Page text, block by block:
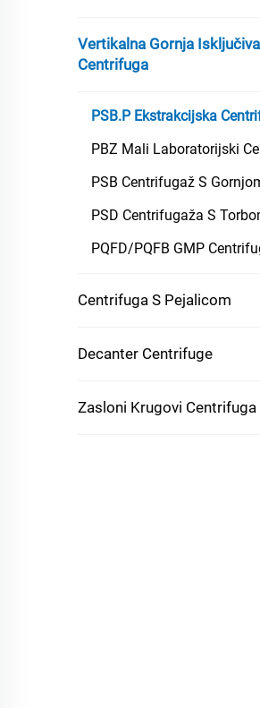
Vertikalna Gornja
Centrifuga
PSB.P Ekstrakcijska
PBZ Mali Laboratorijski
PSB Centrifugaž S
PSD Centrifugaža S
PQFD/PQFB GMP
Centrifuga S Pejalicom
Decanter Centrifuge
Zasloni Krugovi Centrifuga